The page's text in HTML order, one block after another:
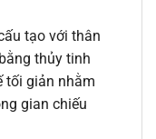
tạo với thân
thủy tinh
tối giản nhằm
gian chiếu